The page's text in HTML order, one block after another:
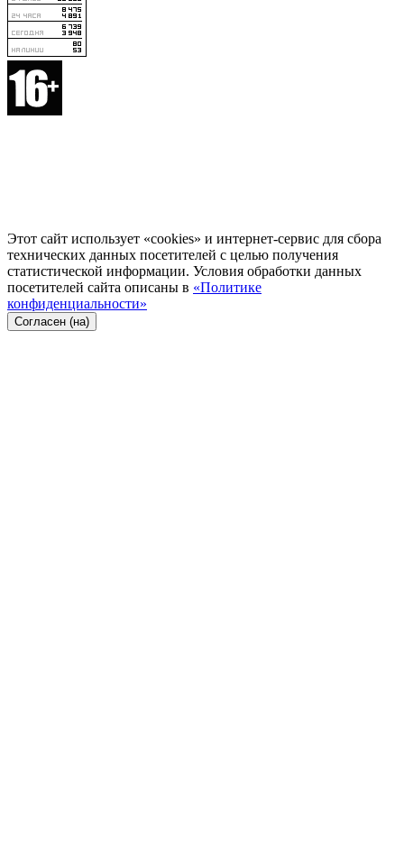
Этот сайт использует «cookies» и интернет-сервис для сбора
технических данных посетителей с целью получения
статистической информации. Условия обработки данных
посетителей сайта описаны в «Политике
конфиденциальности»
Согласен (на)